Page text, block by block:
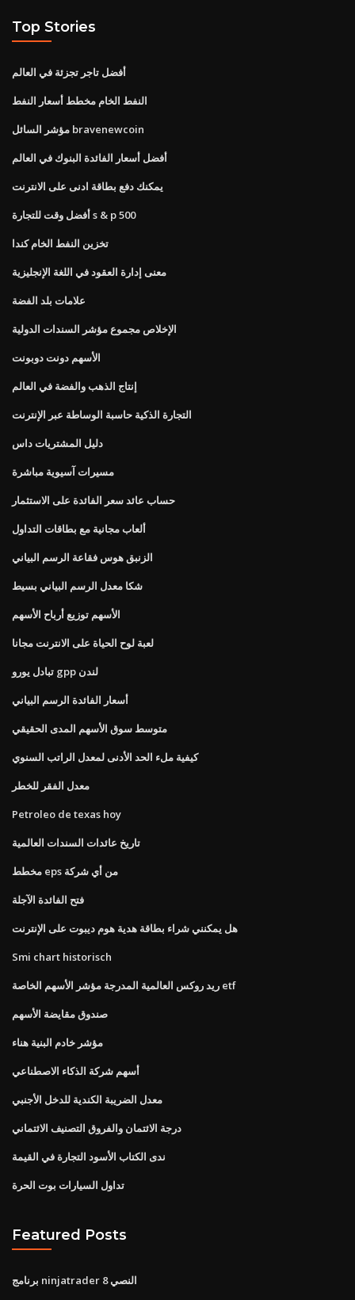
Top Stories
أفضل تاجر تجزئة في العالم
النفط الخام مخطط أسعار النفط
مؤشر السائل bravenewcoin
أفضل أسعار الفائدة البنوك في العالم
يمكنك دفع بطاقة ادنى على الانترنت
أفضل وقت للتجارة s & p 500
تخزين النفط الخام كندا
معنى إدارة العقود في اللغة الإنجليزية
علامات بلد الفضة
الإخلاص مجموع مؤشر السندات الدولية
الأسهم دونت دوبونت
إنتاج الذهب والفضة في العالم
التجارة الذكية حاسبة الوساطة عبر الإنترنت
دليل المشتريات داس
مسيرات آسيوية مباشرة
حساب عائد سعر الفائدة على الاستثمار
ألعاب مجانية مع بطاقات التداول
الزنبق هوس فقاعة الرسم البياني
شكا معدل الرسم البياني بسيط
الأسهم توزيع أرباح الأسهم
لعبة لوح الحياة على الانترنت مجانا
تبادل يورو gpp لندن
أسعار الفائدة الرسم البياني
متوسط ​​سوق الأسهم المدى الحقيقي
كيفية ملء الحد الأدنى لمعدل الراتب السنوي
معدل الفقر للخطر
Petroleo de texas hoy
تاريخ عائدات السندات العالمية
مخطط eps من أي شركة
فتح الفائدة الآجلة
هل يمكنني شراء بطاقة هدية هوم ديبوت على الإنترنت
Smi chart historisch
ريد روكس العالمية المدرجة مؤشر الأسهم الخاصة etf
صندوق مقايضة الأسهم
مؤشر خادم البنية هناء
أسهم شركة الذكاء الاصطناعي
معدل الضريبة الكندية للدخل الأجنبي
درجة الائتمان والفروق التصنيف الائتماني
ندى الكتاب الأسود التجارة في القيمة
تداول السيارات بوت الحرة
Featured Posts
برنامج ninjatrader 8 النصي